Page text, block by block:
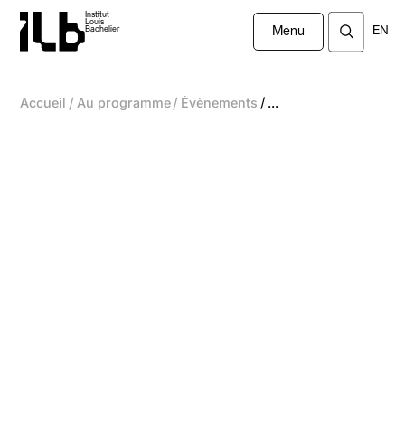
Institut
Louis
Bachelier
Menu EN
Accueil / Au programme/ Évènements / ...